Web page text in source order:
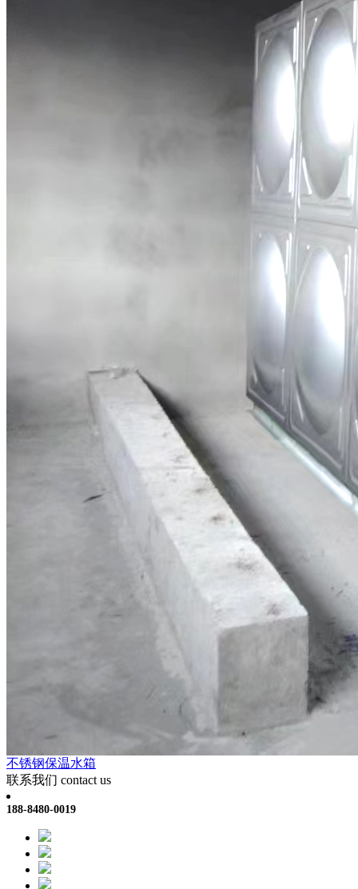
不锈钢保温水箱
联系我们 contact us
188-8480-0019